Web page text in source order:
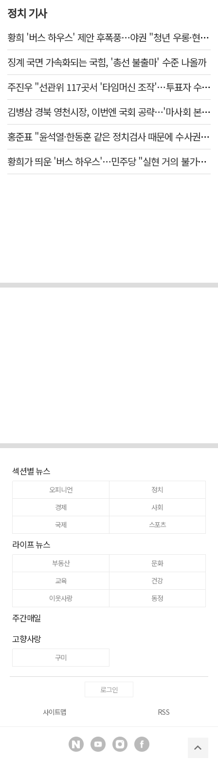
정치 기사
황희 '버스 하우스' 제안 후폭풍…야권 "청년 우롱·현실 괴리" 총공세
징계 국면 가속화되는 국힘, '총선 불출마' 수준 나올까
주진우 "선관위 117곳서 '타임머신 조작'…투표자 수 미리 입력"
김병삼 경북 영천시장, 이번엔 국회 공략…'마사회 본사 이전·광역교통망 확충' 요청
홍준표 "윤석열·한동훈 같은 정치검사 때문에 수사권마저 탈취 당해"
황희가 띄운 '버스 하우스'…민주당 "실현 거의 불가능, 해프닝으로 봐달라"
섹션별 뉴스
오피니언
정치
경제
사회
국제
스포츠
라이프 뉴스
부동산
문화
교육
건강
이웃사랑
동정
주간매일
고향사랑
구미
로그인
사이트맵 RSS